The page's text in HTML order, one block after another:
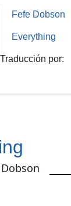
Fefe Dobson
Everything
Traducción por: